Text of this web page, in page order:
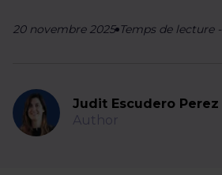
20 novembre 2025 Temps de lecture-
Judit Escudero Perez
Author